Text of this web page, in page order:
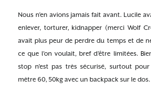
Nous n’en avions jamais fait avant. Lucile
enlever, torturer, kidnapper (merci Wolf
avait plus peur de perdre du temps et de
ce que l’on voulait, bref d’être limitées.
stop n’est pas très sécurisé, surtout
mètre 60, 50kg avec un backpack sur le dos.